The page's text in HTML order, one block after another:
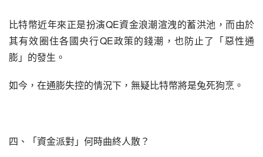
比特幣近年來正是扮演QE資金浪潮渲洩的蓄洪池，而由於
其有效圈住各國央行QE政策的錢潮，也防止了「惡性通
膨」的發生。
如今，在通膨失控的情況下，無疑比特幣將是兔死狗烹。
四、「資金派對」何時曲終人散？